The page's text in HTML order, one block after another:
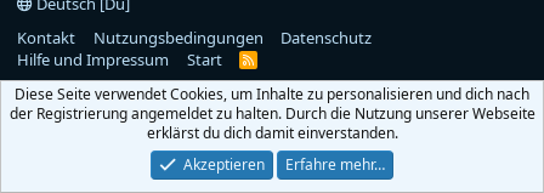
Kontakt
Nutzungsbedingungen
Datenschutz
Hilfe und Impressum
Start
R
S
Diese Seite verwendet Cookies, um Inhalte zu personalisieren und dich nach
der Registrierung angemeldet zu halten. Durch die Nutzung unserer Webseite
erklärst du dich damit einverstanden.
Akzeptieren
Erfahre mehr…